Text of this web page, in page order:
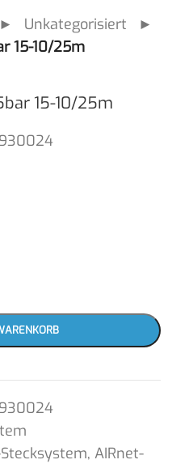
Unkategorisiert ►
15-10/25m
15-10/25m
, AIRnet-